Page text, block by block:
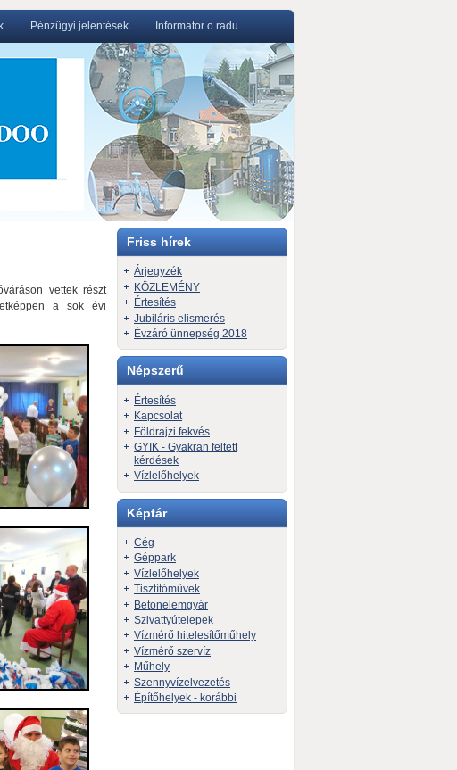
Pénzügyi jelentések Informator o radu
vettek részt
a sok évi
Friss hírek
Árjegyzék
KÖZLEMÉNY
Értesítés
Jubiláris elismerés
Évzáró ünnepség 2018
Népszerű
Értesítés
Kapcsolat
Földrajzi fekvés
GYIK - Gyakran feltett
kérdések
Vízlelőhelyek
Képtár
Cég
Géppark
Vízlelőhelyek
Tisztítóművek
Betonelemgyár
Szivattyútelepek
Vízmérő hitelesítőműhely
Vízmérő szervíz
Műhely
Szennyvízelvezetés
Építőhelyek - korábbi